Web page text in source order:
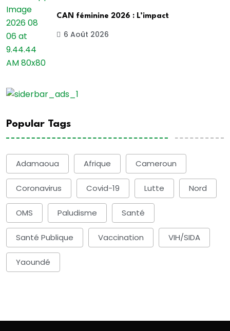
CAN féminine 2026 : L’impact
6 Août 2026
Popular Tags
Adamaoua Afrique Cameroun
Coronavirus Covid-19 Lutte Nord
OMS Paludisme Santé
Santé Publique Vaccination VIH/SIDA
Yaoundé